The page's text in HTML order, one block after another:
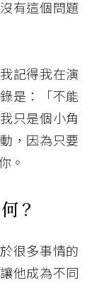
有這個問題
記得我在演
是：「不能
只是個小角
，因為只要
。
？
很多事情的
他成為不同